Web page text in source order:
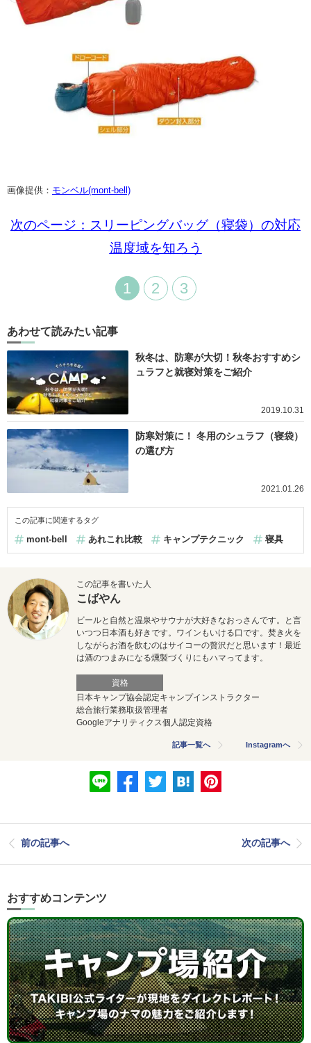
画像提供： モンベル(mont-bell)
次のページ：スリーピングバッグ（寝袋）の対応
温度域を知ろう
1 2 3
あわせて読みたい記事
秋冬は、防寒が大切！秋冬おすすめシ
ュラフと就寝対策をご紹介
2019.10.31
防寒対策に！ 冬用のシュラフ（寝袋）
の選び方
2021.01.26
この記事に関連するタグ
mont-bell あれこれ比較 キャンプテクニック 寝具
この記事を書いた人
こばやん
ビールと自然と温泉やサウナが大好きなおっさんです。と言
いつつ日本酒も好きです。ワインもいける口です。焚き火を
しながらお酒を飲むのはサイコーの贅沢だと思います！最近
は酒のつまみになる燻製づくりにもハマってます。
資格
日本キャンプ協会認定キャンプインストラクター
総合旅行業務取扱管理者
Googleアナリティクス個人認定資格
記事一覧へ Instagramへ
前の記事へ 次の記事へ
おすすめコンテンツ